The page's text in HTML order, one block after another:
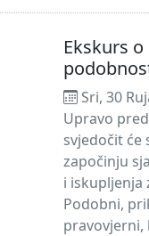
Ekskurs
Sri, 30
Upravo
svjedočit će
započinju
i iskupljenja
Podobni,
pravovjerni,